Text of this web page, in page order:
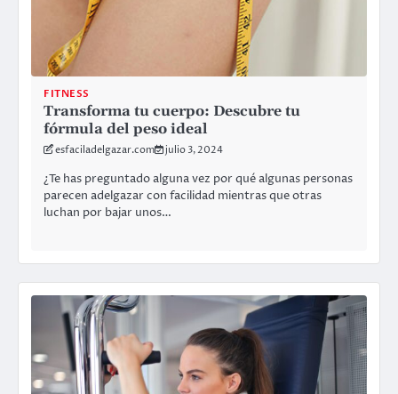
FITNESS
Transforma tu cuerpo: Descubre tu
fórmula del peso ideal
esfaciladelgazar.com julio 3, 2024
¿Te has preguntado alguna vez por qué algunas personas
parecen adelgazar con facilidad mientras que otras
luchan por bajar unos…